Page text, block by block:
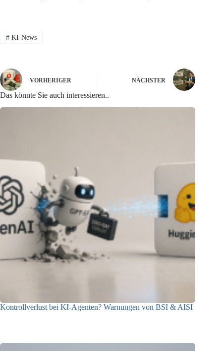
#KI-News
VORHERIGER NÄCHSTER
Das könnte Sie auch interessieren..
Kontrollverlust bei KI-Agenten? Warnungen von BSI & AISI